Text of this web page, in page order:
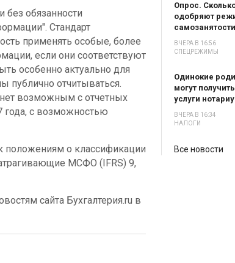
обязанности
Стандарт
применять особые, более
если они соответствуют
особенно актуально для
публично отчитываться.
возможным с отчетных
года, с возможностью
положениям о классификации
МСФО (IFRS) 9,
сайта Бухгалтерия.ru в
Опрос.
одобряют
ВЧЕРА В 16:56
СПЕЦРЕЖИМЫ
Одинокие
могут
услуги
ВЧЕРА В 16:34
НАЛОГИ
Все новости